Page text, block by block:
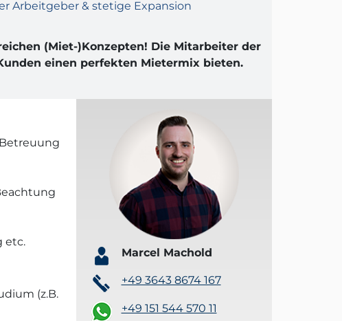
Arbeitgeber & stetige Expansion
(Miet-)Konzepten! Die Mitarbeiter der
einen perfekten Mietermix bieten.
etc.
(z.B.
Marcel Machold
+49 3643 8674 167
+49 151 544 570 11